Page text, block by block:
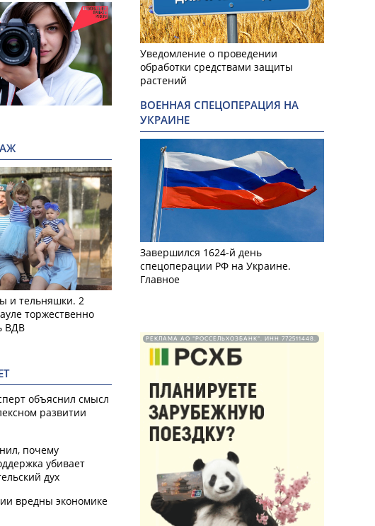
и тельняшки. 2
торжественно
ВДВ
объяснил смысл
развитии
почему
убивает
дух
вредны экономике
Уведомление о проведении
обработки средствами защиты
растений
ВОЕННАЯ СПЕЦОПЕРАЦИЯ НА
УКРАИНЕ
Завершился 1624-й день
спецоперации РФ на Украине.
Главное
РЕКЛАМА АО "РОССЕЛЬХОЗБАНК". ИНН 772511448.